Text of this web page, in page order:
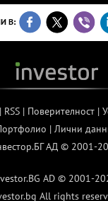
В:
| RSS| Поверителност|
| Лични
АД © 2001-
AD © 2001-
All rights